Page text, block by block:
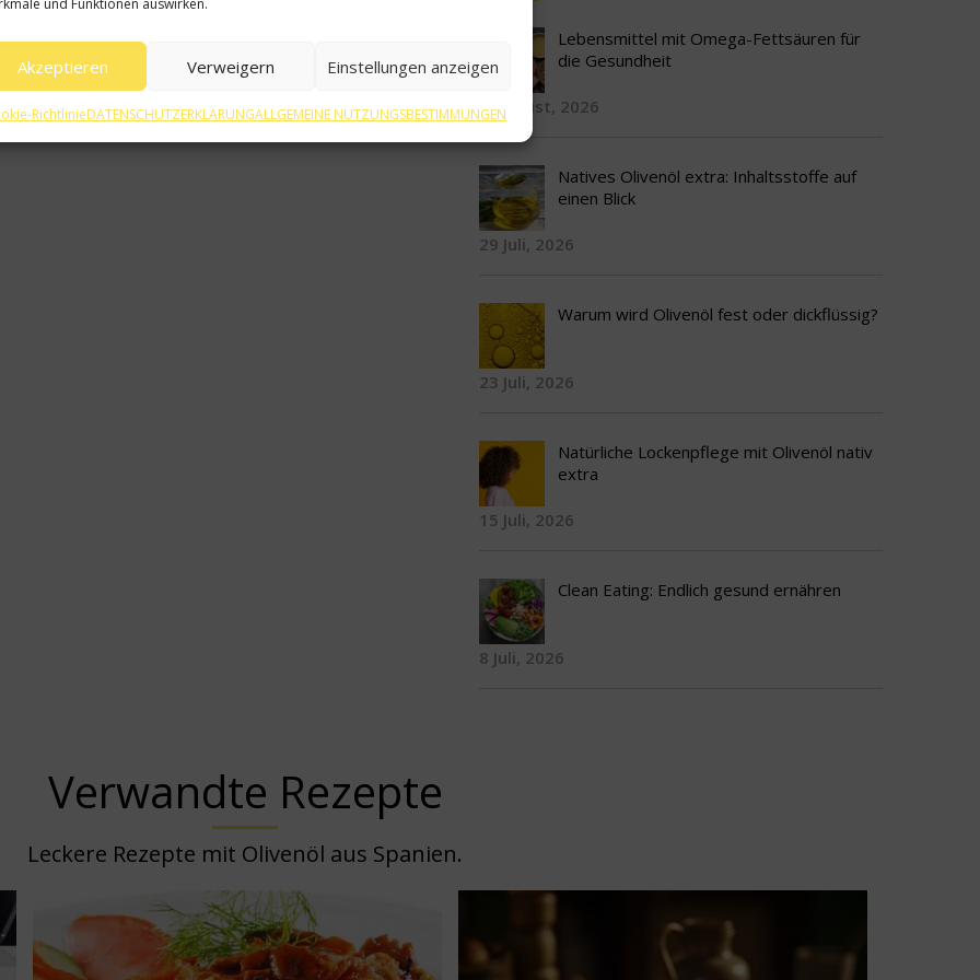
und Funktionen auswirken.
Akzeptieren Verweigern Einstellungen anzeigen
RichtlinieDATENSCHUTZERKLÄRUNGALLGEMEINE NUTZUNGSBESTIMMUNGEN
Lebensmittel mit Omega-Fettsäuren für
die Gesundheit
5 August, 2026
Natives Olivenöl extra: Inhaltsstoffe auf
einen Blick
29 Juli, 2026
Warum wird Olivenöl fest oder dickflüssig?
23 Juli, 2026
Natürliche Lockenpflege mit Olivenöl nativ
extra
15 Juli, 2026
Clean Eating: Endlich gesund ernähren
8 Juli, 2026
Verwandte Rezepte
Leckere Rezepte mit Olivenöl aus Spanien.